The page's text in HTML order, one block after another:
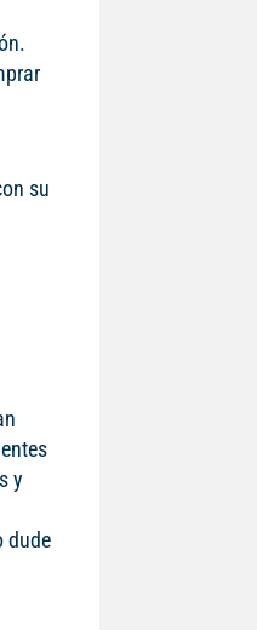
su
y
dude